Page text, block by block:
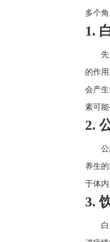
多个角
1.
的作
会产
素可能
2.
养生
于体
3.